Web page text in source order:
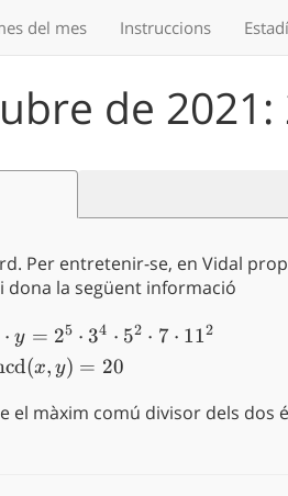
del mes Instruccions
de
Per entretenir-se, en Vidal
dona la següent informació
\begin{cases} x
⋅ y = 25 ⋅ 34 ⋅ 52 ⋅ 7 ⋅ 112
(x, y) = 20
el màxim comú divisor dels dos